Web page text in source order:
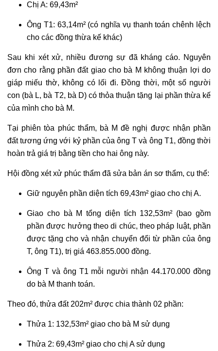
Chị A: 69,43m²
Ông T1: 63,14m² (có nghĩa vụ thanh toán chênh lệch
cho các đồng thừa kế khác)
Sau khi xét xử, nhiều đương sự đã kháng cáo. Nguyên
đơn cho rằng phần đất giao cho bà M không thuận lợi do
giáp miếu thờ, không có lối đi. Đồng thời, một số người
con (bà L, bà T2, bà D) có thỏa thuận tặng lại phần thừa kế
của mình cho bà M.
Tại phiên tòa phúc thẩm, bà M đề nghị được nhận phần
đất tương ứng với kỷ phần của ông T và ông T1, đồng thời
hoàn trả giá trị bằng tiền cho hai ông này.
Hội đồng xét xử phúc thẩm đã sửa bản án sơ thẩm, cụ thể:
Giữ nguyên phần diện tích 69,43m² giao cho chị A.
Giao cho bà M tổng diện tích 132,53m² (bao gồm
phần được hưởng theo di chúc, theo pháp luật, phần
được tặng cho và nhận chuyển đổi từ phần của ông
T, ông T1), trị giá 463.855.000 đồng.
Ông T và ông T1 mỗi người nhận 44.170.000 đồng
do bà M thanh toán.
Theo đó, thửa đất 202m² được chia thành 02 phần:
Thửa 1: 132,53m² giao cho bà M sử dụng
Thửa 2: 69,43m² giao cho chị A sử dụng